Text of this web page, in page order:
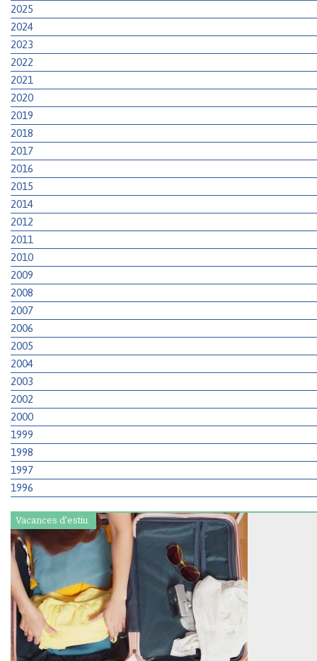
2025
2024
2023
2022
2021
2020
2019
2018
2017
2016
2015
2014
2012
2011
2010
2009
2008
2007
2006
2005
2004
2003
2002
2000
1999
1998
1997
1996
Vacances d'estiu.